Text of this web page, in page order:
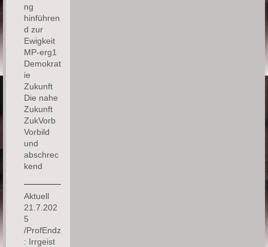
ng
hinführen
d zur
Ewigkeit
MP-erg1
Demokrat
ie
Zukunft
Die nahe
Zukunft
ZukVorb
Vorbild
und
abschrec
kend
Aktuell
21.7.202
5
/ProfEndz
: Irrgeist